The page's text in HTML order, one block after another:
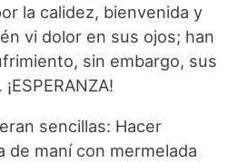
la calidez, bienvenida y
vi dolor en sus ojos; han
sin embargo, sus
sencillas: Hacer
de maní con mermelada